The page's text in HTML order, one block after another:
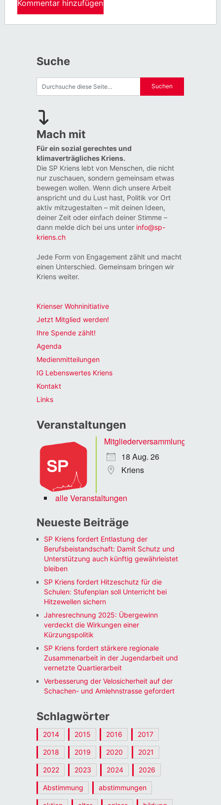
Suche
Mach mit
Für ein sozial gerechtes und
klimaverträgliches Kriens.
Die SP Kriens lebt von Menschen, die nicht
nur zuschauen, sondern gemeinsam etwas
bewegen wollen. Wenn dich unsere Arbeit
anspricht und du Lust hast, Politik vor Ort
aktiv mitzugestalten – mit deinen Ideen,
deiner Zeit oder einfach deiner Stimme –
dann melde dich bei uns unter info@sp-
kriens.ch
Jede Form von Engagement zählt und macht
einen Unterschied. Gemeinsam bringen wir
Kriens weiter.
Krienser Wohninitiative
Jetzt Mitglied werden!
Ihre Spende zählt!
Agenda
Medienmitteilungen
IG Lebenswertes Kriens
Kontakt
Links
Veranstaltungen
Mitgliederversammlung
18 Aug. 26
Kriens
alle Veranstaltungen
Neueste Beiträge
SP Kriens fordert Entlastung der
Berufsbeistandschaft: Damit Schutz und
Unterstützung auch künftig gewährleistet
bleiben
SP Kriens fordert Hitzeschutz für die
Schulen: Stufenplan soll Unterricht bei
Hitzewellen sichern
Jahresrechnung 2025: Übergewinn
verdeckt die Wirkungen einer
Kürzungspolitik
SP Kriens fordert stärkere regionale
Zusammenarbeit in der Jugendarbeit und
vernetzte Quartierarbeit
Verbesserung der Velosicherheit auf der
Schachen- und Amlehnstrasse gefordert
Schlagwörter
2014 2015 2016 2017
2018 2019 2020 2021
2022 2023 2024 2026
Abstimmung abstimmungen